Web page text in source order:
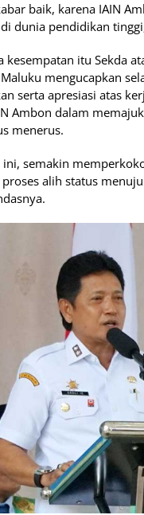
baik, karena IAIN
dunia pendidikan
kesempatan itu Sekda
mengucapkan
serta apresiasi atas
Ambon dalam
menerus.
ini, semakin
alih status